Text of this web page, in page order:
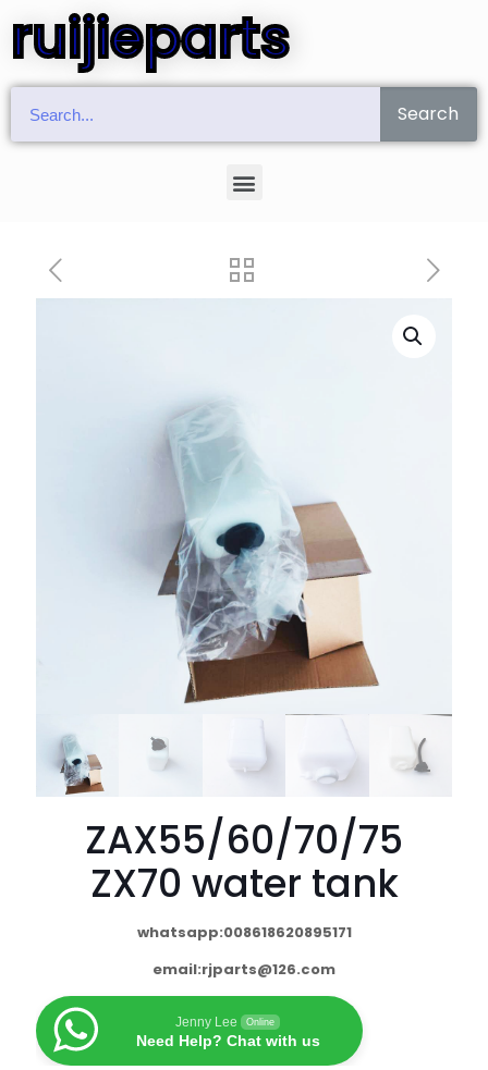
ruijieparts
Search
ZAX55/60/70/75
ZX70 water tank
whatsapp:008618620895171
email:rjparts@126.com
Jenny Lee Online
Need Help? Chat with us